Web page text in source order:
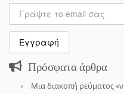
Πρόσφατα άρθρα
Μια διακοπή ρεύματος